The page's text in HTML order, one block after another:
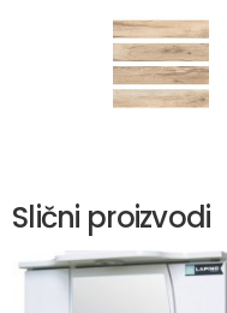
Slični proizvodi